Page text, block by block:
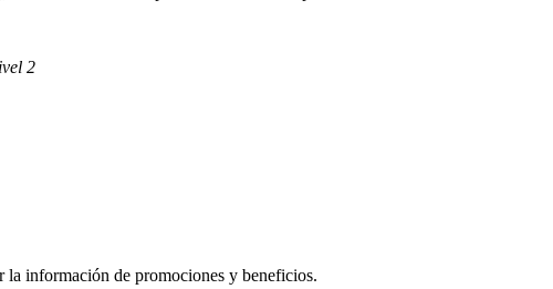
2
la información de promociones y beneficios.